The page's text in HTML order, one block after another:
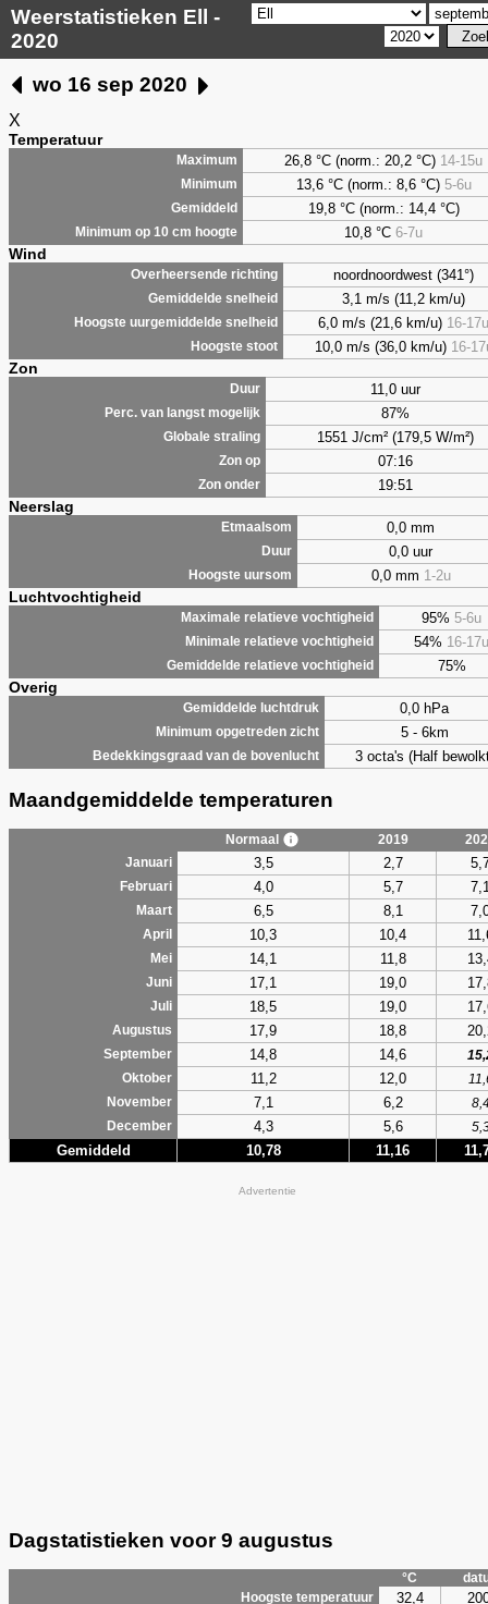
Weerstatistieken Ell -
2020
wo 16 sep 2020
X
Temperatuur
Maximum 26,8 °C (norm.: 20,2 °C) 14-15u
Minimum 13,6 °C (norm.: 8,6 °C) 5-6u
Gemiddeld 19,8 °C (norm.: 14,4 °C)
Minimum op 10 cm hoogte 10,8 °C 6-7u
Wind
Overheersende richting noordnoordwest (341°)
Gemiddelde snelheid 3,1 m/s (11,2 km/u)
Hoogste uurgemiddelde snelheid 6,0 m/s (21,6 km/u) 16-17u
Hoogste stoot 10,0 m/s (36,0 km/u) 16-
Zon
Duur 11,0 uur
Perc. van langst mogelijk 87%
Globale straling 1551 J/cm² (179,5 W/m²)
Zon op 07:16
Zon onder 19:51
Neerslag
Etmaalsom 0,0 mm
Duur 0,0 uur
Hoogste uursom 0,0 mm 1-2u
Luchtvochtigheid
Maximale relatieve vochtigheid 95% 5-6u
Minimale relatieve vochtigheid 54% 16-17u
Gemiddelde relatieve vochtigheid 75%
Overig
Gemiddelde luchtdruk 0,0 hPa
Minimum opgetreden zicht 5 - 6km
Bedekkingsgraad van de bovenlucht 3 octa's (Half
Maandgemiddelde temperaturen
Normaal 2019
Januari
3,5 2,7
Februari 4,0 5,7
Maart 6,5 8,1
April 10,3 10,4
Mei 14,1 11,8
Juni 17,1 19,0
Juli 18,5 19,0
Augustus 17,9 18,8
September 14,8 14,6
Oktober
11,2 12,0
November
7,1 6,2
December
4,3 5,6
Gemiddeld 10,78 11,16
Advertentie
Dagstatistieken voor 9 augustus
°C
Hoogste temperatuur
32,4